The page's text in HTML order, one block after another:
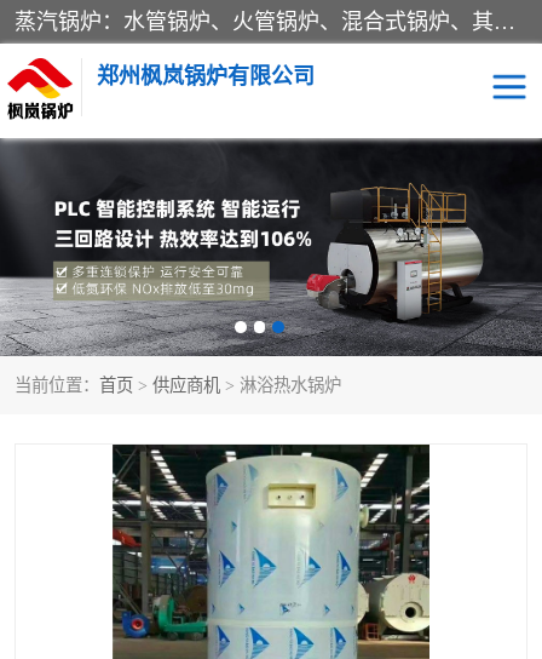
蒸汽锅炉：水管锅炉、火管锅炉、混合式锅炉、其他蒸汽锅炉； 热水锅炉：家用型集中供暖用热水锅炉、其他热水锅炉； 有机热载体锅炉； 船用蒸汽锅炉； （锅炉用辅助设备及装置）蒸汽冷凝器：表面冷凝器、混合式冷凝器、空冷式冷凝器、其他蒸汽冷凝器； 锅炉用辅助设备：节热器、蒸汽收集器、蓄能器、烟垢清除器、气体回收器、泥渣刮除器、空气预热器、其他锅炉用辅助设备；
郑州枫岚锅炉有限公司
当前位置： 首页 > 供应商机 > 淋浴热水锅炉